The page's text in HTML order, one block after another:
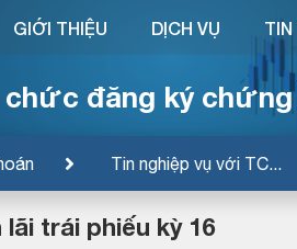
chức đăng ký chứng
Tin nghiệp vụ với TC...
GIỚI THIỆU DỊCH VỤ
trái phiếu kỳ 16